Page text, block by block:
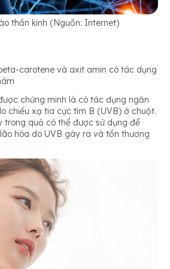
thần kinh (Nguồn: Internet)
carotene và axit amin có tác dụng
chứng minh là có tác dụng ngăn
chiếu xạ tia cực tím B (UVB) ở chuột.
trong quả có thể được sử dụng để
hóa do UVB gây ra và tổn thương